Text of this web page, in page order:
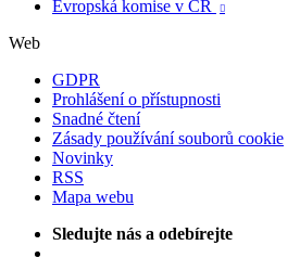
Evropská komise v ČR 
Web
GDPR
Prohlášení o přístupnosti
Snadné čtení
Zásady používání souborů cookie
Novinky
RSS
Mapa webu
Sledujte nás a odebírejte